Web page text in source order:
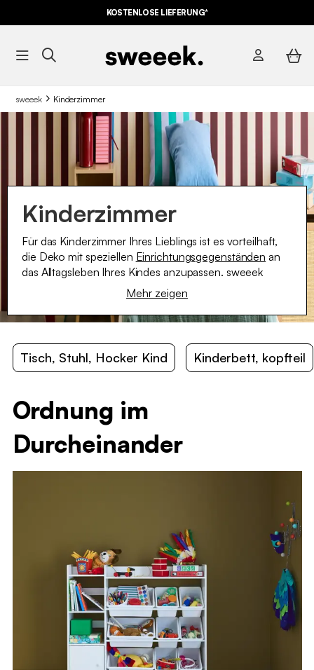
KOSTENLOSE LIEFERUNG*
sweeek Kinderzimmer
Kinderzimmer
Für das Kinderzimmer Ihres Lieblings ist es vorteilhaft,
die Deko mit speziellen Einrichtungsgegenständen an
das Alltagsleben Ihres Kindes anzupassen. sweeek
bietet Ihnen eine Auswahl an
Möbeln
, Stühle und Hocker, Bett,
TipibettundBett Haus, Nachtkästchen,
aus naturbelassenem Holz oder in hellen Farben. Sie
werden garantiert die passenden
Kindermöbel zum
Mehr zeigen
Tisch, Stuhl, Hocker Kind Kinderbett, kopfteil
Ordnung im
Durcheinander